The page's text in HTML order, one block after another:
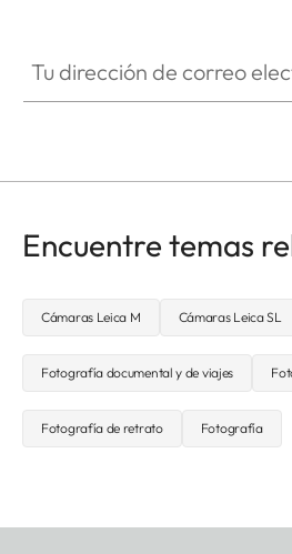
Encuentre temas
Cámaras Leica M Cámaras Leica SL
Fotografía documental y de viajes
Fotografía de retrato Fotografía